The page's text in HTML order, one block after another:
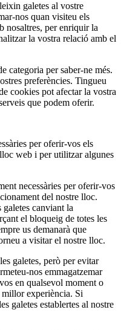
galetes al vostre
nos quan visiteu els
nosaltres, per enriquir la
la vostra relació amb el
categoria per saber-ne més.
preferències. Tingueu
cookies pot afectar la vostra
que podem oferir.
per oferir-vos els
web i per utilitzar algunes
necessàries per oferir-vos
del nostre lloc.
canviant la
el bloqueig de totes les
us demanarà que
a visitar el nostre lloc.
galetes, però per evitar
nos emmagatzemar
en qualsevol moment o
millor experiència. Si
galetes establertes al nostre